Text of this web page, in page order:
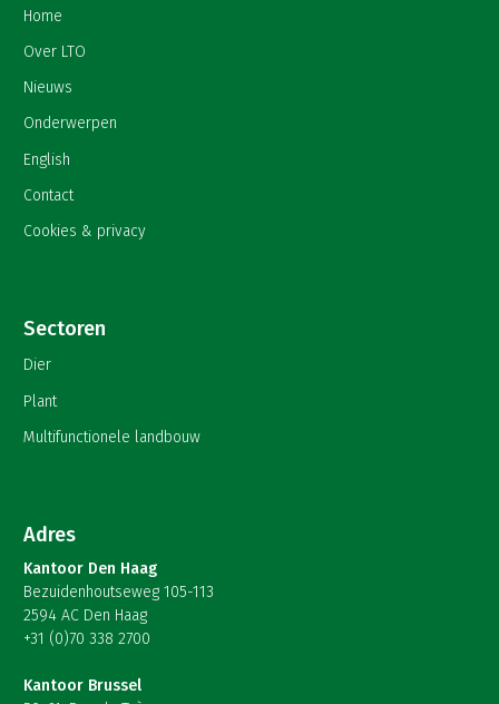
Home
Over LTO
Nieuws
Onderwerpen
English
Contact
Cookies & privacy
Sectoren
Dier
Plant
Multifunctionele landbouw
Adres
Kantoor Den Haag
Bezuidenhoutseweg 105-113
2594 AC Den Haag
+31 (0)70 338 2700
Kantoor Brussel